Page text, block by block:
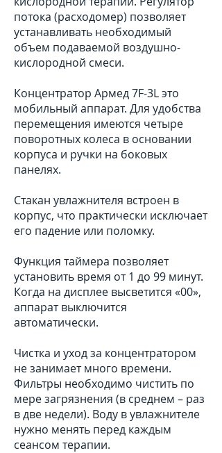
потока (расходомер) позволяет
устанавливать необходимый
объем подаваемой воздушно-
кислородной смеси.
Концентратор Армед 7F-3L это
мобильный аппарат. Для удобства
перемещения имеются четыре
поворотных колеса в основании
корпуса и ручки на боковых
панелях.
Стакан увлажнителя встроен в
корпус, что практически исключает
его падение или поломку.
Функция таймера позволяет
установить время от 1 до 99 минут.
Когда на дисплее высветится «00»,
аппарат выключится
автоматически.
Чистка и уход за концентратором
не занимает много времени.
Фильтры необходимо чистить по
мере загрязнения (в среднем – раз
в две недели). Воду в увлажнителе
нужно менять перед каждым
сеансом терапии.